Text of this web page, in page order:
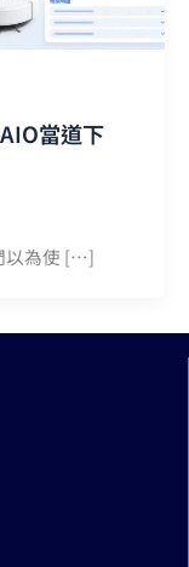
當道下
以為使 […]